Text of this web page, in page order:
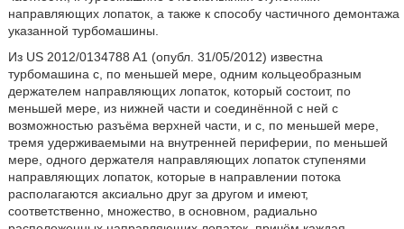
направляющих лопаток, а также к способу частичного демонтажа
указанной турбомашины.
Из US 2012/0134788 A1 (опубл. 31/05/2012) известна
турбомашина с, по меньшей мере, одним кольцеобразным
держателем направляющих лопаток, который состоит, по
меньшей мере, из нижней части и соединённой с ней с
возможностью разъёма верхней части, и с, по меньшей мере,
тремя удерживаемыми на внутренней периферии, по меньшей
мере, одного держателя направляющих лопаток ступенями
направляющих лопаток, которые в направлении потока
располагаются аксиально друг за другом и имеют,
соответственно, множество, в основном, радиально